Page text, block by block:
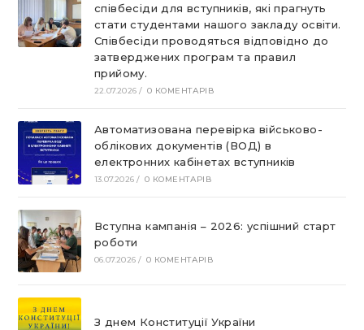
співбесіди для вступників, які прагнуть
стати студентами нашого закладу освіти.
Співбесіди проводяться відповідно до
затверджених програм та правил
прийому.
22.07.2026 / 0 КОМЕНТАРІВ
Автоматизована перевірка військово-
облікових документів (ВОД) в
електронних кабінетах вступників
13.07.2026 / 0 КОМЕНТАРІВ
Вступна кампанія – 2026: успішний старт
роботи
06.07.2026 / 0 КОМЕНТАРІВ
З днем Конституції України